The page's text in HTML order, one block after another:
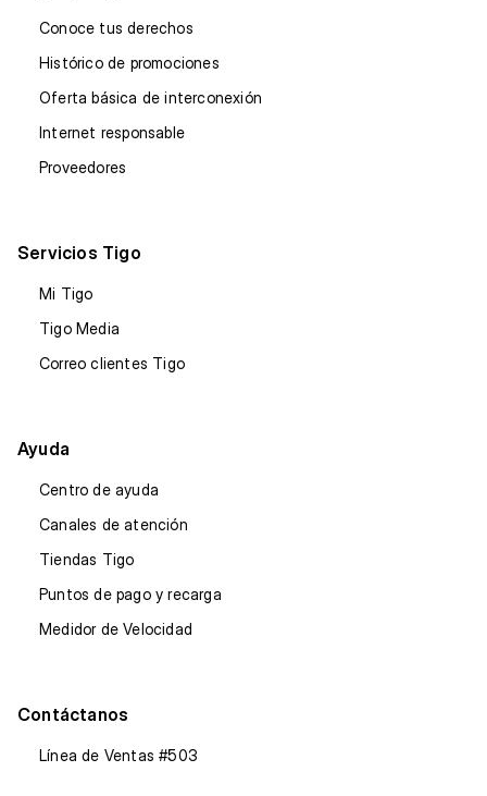
Conoce tus derechos
Histórico de promociones
Oferta básica de interconexión
Internet responsable
Proveedores
Servicios Tigo
Mi Tigo
Tigo Media
Correo clientes Tigo
Ayuda
Centro de ayuda
Canales de atención
Tiendas Tigo
Puntos de pago y recarga
Medidor de Velocidad
Contáctanos
Línea de Ventas #503